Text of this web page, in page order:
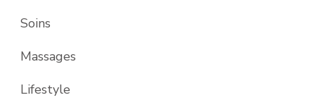
Soins
Massages
Lifestyle